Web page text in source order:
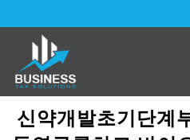
신약개발초기단계